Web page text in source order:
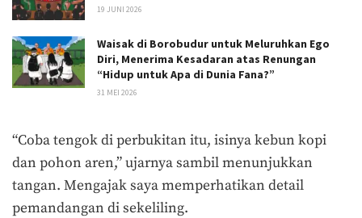
19 JUNI 2026
Waisak di Borobudur untuk Meluruhkan Ego
Diri, Menerima Kesadaran atas Renungan
“Hidup untuk Apa di Dunia Fana?”
31 MEI 2026
“Coba tengok di perbukitan itu, isinya kebun kopi
dan pohon aren,” ujarnya sambil menunjukkan
tangan. Mengajak saya memperhatikan detail
pemandangan di sekeliling.